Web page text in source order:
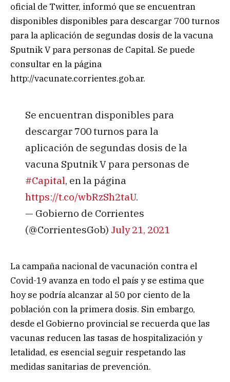
oficial de Twitter, informó que se encuentran
disponibles disponibles para descargar 700 turnos
para la aplicación de segundas dosis de la vacuna
Sputnik V para personas de Capital. Se puede
consultar en la página
http://vacunate.corrientes.gob.ar.
Se encuentran disponibles para
descargar 700 turnos para la
aplicación de segundas dosis de la
vacuna Sputnik V para personas de
#Capital, en la página
https://t.co/wbRzSh2taU.
— Gobierno de Corrientes
(@CorrientesGob) July 21, 2021
La campaña nacional de vacunación contra el
Covid-19 avanza en todo el país y se estima que
hoy se podría alcanzar al 50 por ciento de la
población con la primera dosis. Sin embargo,
desde el Gobierno provincial se recuerda que las
vacunas reducen las tasas de hospitalización y
letalidad, es esencial seguir respetando las
medidas sanitarias de prevención.